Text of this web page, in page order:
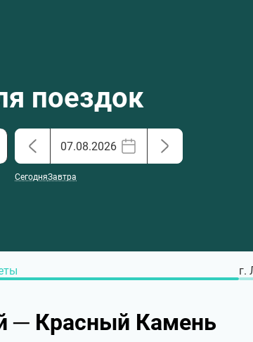
поездок
СегодняЗавтра
г.
─ Красный Камень